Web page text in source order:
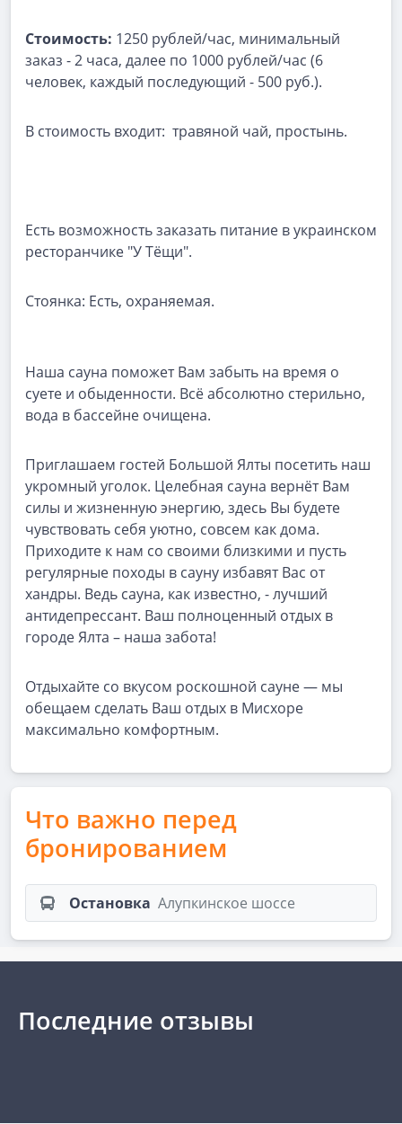
Стоимость: 1250 рублей/час, минимальный
заказ - 2 часа, далее по 1000 рублей/час (6
человек, каждый последующий - 500 руб.).
В стоимость входит: травяной чай, простынь.
Есть возможность заказать питание в украинском
ресторанчике "У Тёщи".
Стоянка: Есть, охраняемая.
Наша сауна поможет Вам забыть на время о
суете и обыденности. Всё абсолютно стерильно,
вода в бассейне очищена.
Приглашаем гостей Большой Ялты посетить наш
укромный уголок. Целебная сауна вернёт Вам
силы и жизненную энергию, здесь Вы будете
чувствовать себя уютно, совсем как дома.
Приходите к нам со своими близкими и пусть
регулярные походы в сауну избавят Вас от
хандры. Ведь сауна, как известно, - лучший
антидепрессант. Ваш полноценный отдых в
городе Ялта – наша забота!
Отдыхайте со вкусом роскошной сауне — мы
обещаем сделать Ваш отдых в Мисхоре
максимально комфортным.
Что важно перед
бронированием
Остановка Алупкинское шоссе
Последние отзывы